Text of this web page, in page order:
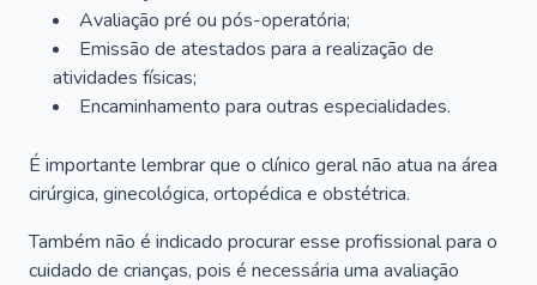
Avaliação pré ou pós-operatória;
Emissão de atestados para a realização de
atividades físicas;
Encaminhamento para outras especialidades.
É importante lembrar que o clínico geral não atua na área
cirúrgica, ginecológica, ortopédica e obstétrica.
Também não é indicado procurar esse profissional para o
cuidado de crianças, pois é necessária uma avaliação